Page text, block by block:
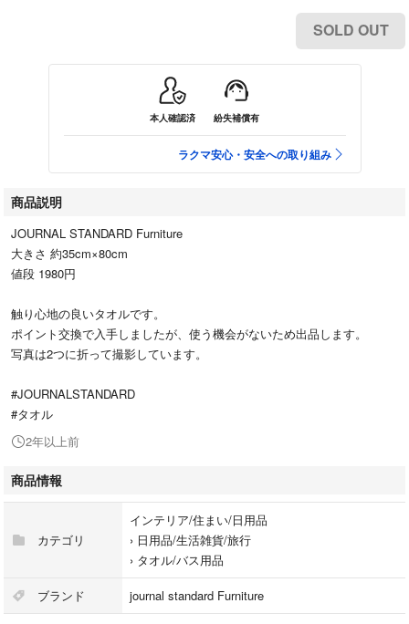
SOLD OUT
本人確認済 紛失補償有
ラクマ安心・安全への取り組み
商品説明
JOURNAL STANDARD Furniture
大きさ 約35cm×80cm
値段 1980円
触り心地の良いタオルです。
ポイント交換で入手しましたが、使う機会がないため出品します。
写真は2つに折って撮影しています。
#JOURNALSTANDARD
#タオル
2年以上前
商品情報
カテゴリ
インテリア/住まい/日用品
› 日用品/生活雑貨/旅行
› タオル/バス用品
ブランド journal standard Furniture